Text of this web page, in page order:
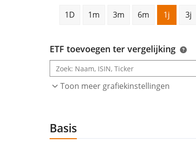
1D 1m 3m 6m 1j 3j
ETF toevoegen ter vergelijking
Toon meer grafiekinstellingen
Basis